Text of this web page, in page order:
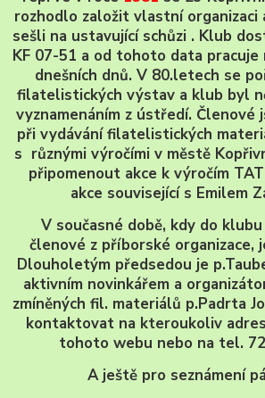
rozhodlo založit vlastní organizaci
sešli na ustavující schůzi . Klub
KF 07-51 a od tohoto data
dnešních dnů. V 80.letech se
filatelistických výstav a klub byl
vyznamenáním z ústředí. Členové
při vydávání filatelistických
s různými výročími v městě
připomenout akce k výročím
akce související s Emilem
V současné době, kdy do
členové z příborské organizace,
Dlouholetým předsedou je
aktivním novinkářem a
zmíněných fil. materiálů p.Padrta
kontaktovat na kteroukoliv
tohoto webu nebo na tel.
A ještě pro seznámení